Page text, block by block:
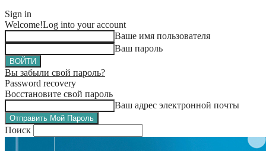
Sign in
Welcome!Log into your account
Ваше имя пользователя
Ваш пароль
Вы забыли свой пароль?
Password recovery
Восстановите свой пароль
Ваш адрес электронной почты
Поиск